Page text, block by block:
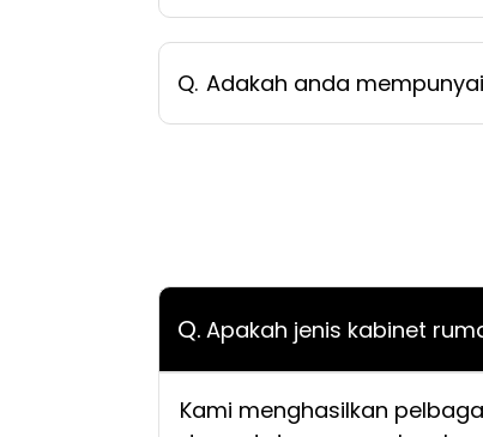
Q. Adakah anda
Q. Apakah jenis kabinet
Kami menghasilkan